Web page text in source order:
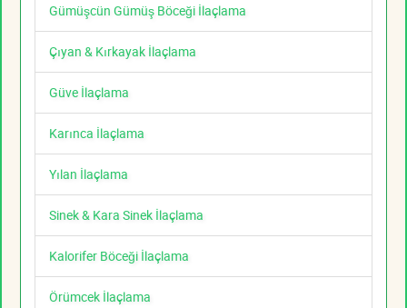
Gümüşcün Gümüş Böceği İlaçlama
Çıyan & Kırkayak İlaçlama
Güve İlaçlama
Karınca İlaçlama
Yılan İlaçlama
Sinek & Kara Sinek İlaçlama
Kalorifer Böceği İlaçlama
Örümcek İlaçlama